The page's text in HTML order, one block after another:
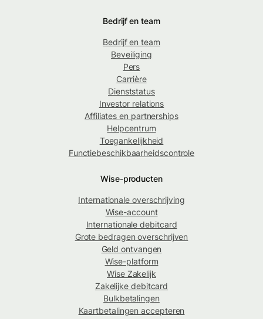
Bedrijf en team
Bedrijf en team
Beveiliging
Pers
Carrière
Dienststatus
Investor relations
Affiliates en partnerships
Helpcentrum
Toegankelijkheid
Functiebeschikbaarheidscontrole
Wise-producten
Internationale overschrijving
Wise-account
Internationale debitcard
Grote bedragen overschrijven
Geld ontvangen
Wise-platform
Wise Zakelijk
Zakelijke debitcard
Bulkbetalingen
Kaartbetalingen accepteren